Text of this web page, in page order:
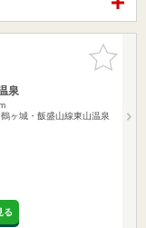
お気に入
りに追加
泉
ヶ城・飯盛山線東山温泉
る